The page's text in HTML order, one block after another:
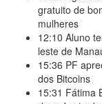
gratuito de
mulheres
12:10 Aluno
leste de
15:36 PF
dos Bitcoins
15:31 Fátima